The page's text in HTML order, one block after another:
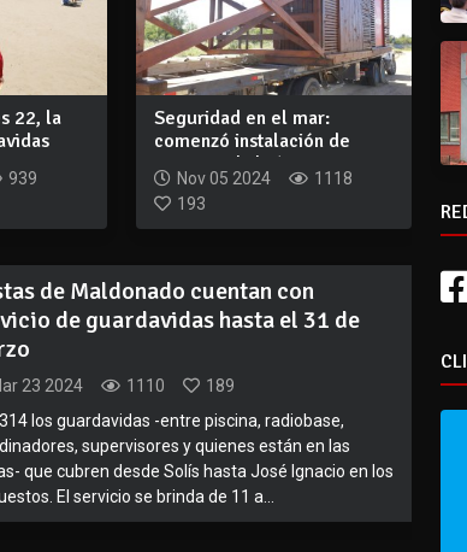
22, la
939
Seguridad en el mar:
comenzó instalación de
casetas y habrá...
Nov 05 2024
1118
193
de Maldonado cuentan con
de guardavidas hasta el 31 de
23 2024 1110
189
los guardavidas -entre piscina, radiobase,
supervisores y quienes están en las
que cubren desde Solís hasta José Ignacio en los
El servicio se brinda de 11 a...